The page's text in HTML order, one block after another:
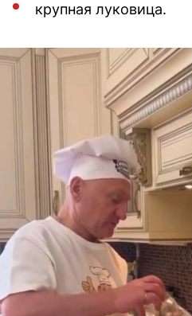
крупная луковица.